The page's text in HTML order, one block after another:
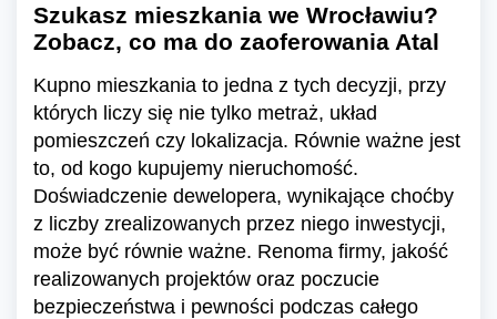
Szukasz mieszkania we Wrocławiu?
Zobacz, co ma do zaoferowania Atal
Kupno mieszkania to jedna z tych decyzji, przy
których liczy się nie tylko metraż, układ
pomieszczeń czy lokalizacja. Równie ważne jest
to, od kogo kupujemy nieruchomość.
Doświadczenie dewelopera, wynikające choćby
z liczby zrealizowanych przez niego inwestycji,
może być równie ważne. Renoma firmy, jakość
realizowanych projektów oraz poczucie
bezpieczeństwa i pewności podczas całego